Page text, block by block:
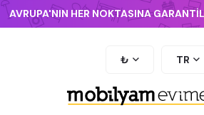
AVRUPA'NIN HER NOKTASINA
₺ TR